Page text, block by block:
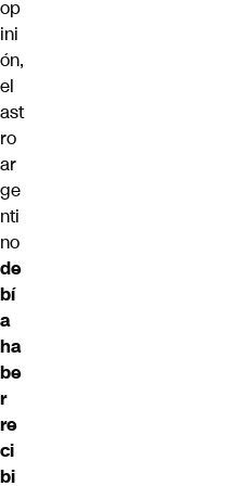
op
ini
ón,
el
ast
ro
ar
ge
nti
no
de
bí
a
ha
be
r
re
ci
bi